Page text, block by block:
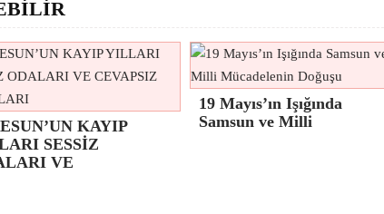
KAYIP
SESSİZ
VE
19 Mayıs’ın Işığında
Samsun ve Milli